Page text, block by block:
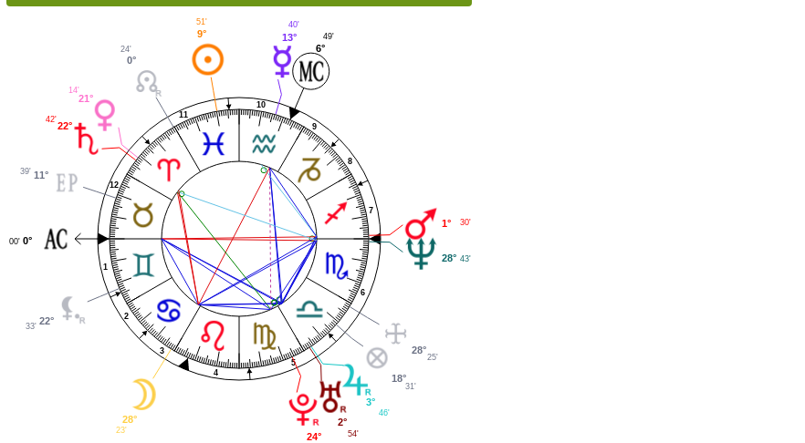
1
2
3
4
5
6
7
8
9
10
11
12
1° 30'
6°
49'
13°
40'
9°
51'
0°
24'
21°
14'
22°
42'
11°
39'
0°
00'
22°
33'
28°
23'
24°
2°
54'
3°
46'
18°
31'
28°
25'
28° 43'